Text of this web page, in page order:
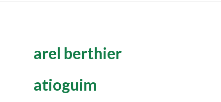
arel berthier
atioguim